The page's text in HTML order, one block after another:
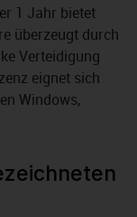
1 Jahr bietet
überzeugt durch
Verteidigung
eignet sich
Windows,